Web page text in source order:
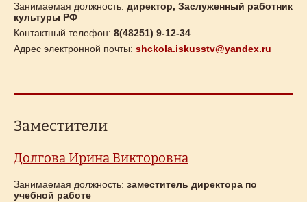
Занимаемая должность: директор, Заслуженный работник
культуры РФ
Контактный телефон: 8(48251) 9-12-34
Адрес электронной почты: shckola.iskusstv@yandex.ru
Заместители
Долгова Ирина Викторовна
Занимаемая должность: заместитель директора по
учебной работе